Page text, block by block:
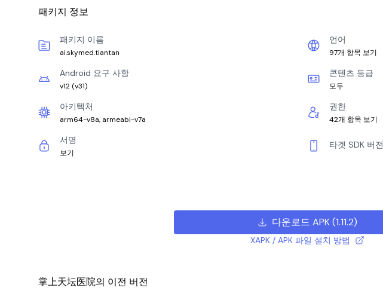
패키지 정보
패키지 이름
ai.skymed.tiantan
언어
97개 항목 보기
Android 요구 사항
v12 (v31)
콘텐츠 등급
모두
아키텍처
arm64-v8a, armeabi-v7a
권한
42개 항목 보기
서명
보기
타겟 SDK 버전
다운로드 APK(1.11.2)
XAPK / APK 파일 설치 방법
掌上天坛医院의 이전 버전